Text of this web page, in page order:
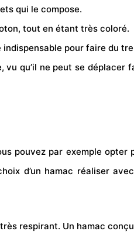
qui le compose.
tout en étant très coloré.
pour faire du
vu qu’il ne peut se
pouvez par exemple
d’un hamac réaliser
respirant. Un hamac